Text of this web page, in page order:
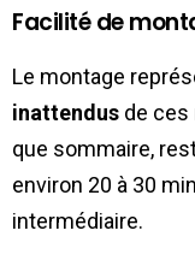
Facilité de
Le montage
inattendus de ces
que sommaire,
environ 20 à 30
intermédiaire.